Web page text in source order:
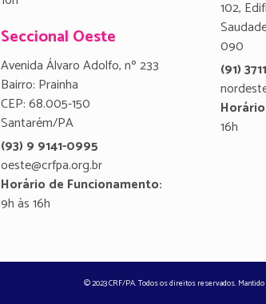
Seccional Oeste
Avenida Álvaro Adolfo, nº 233
Bairro: Prainha
CEP: 68.005-150
Santarém/PA
(93) 9 9141-0995
oeste@crfpa.org.br
Horário de Funcionamento:
9h às 16h
102,
090
(91)
16h
© 2023 CRF/PA. Todos os direitos reservados.